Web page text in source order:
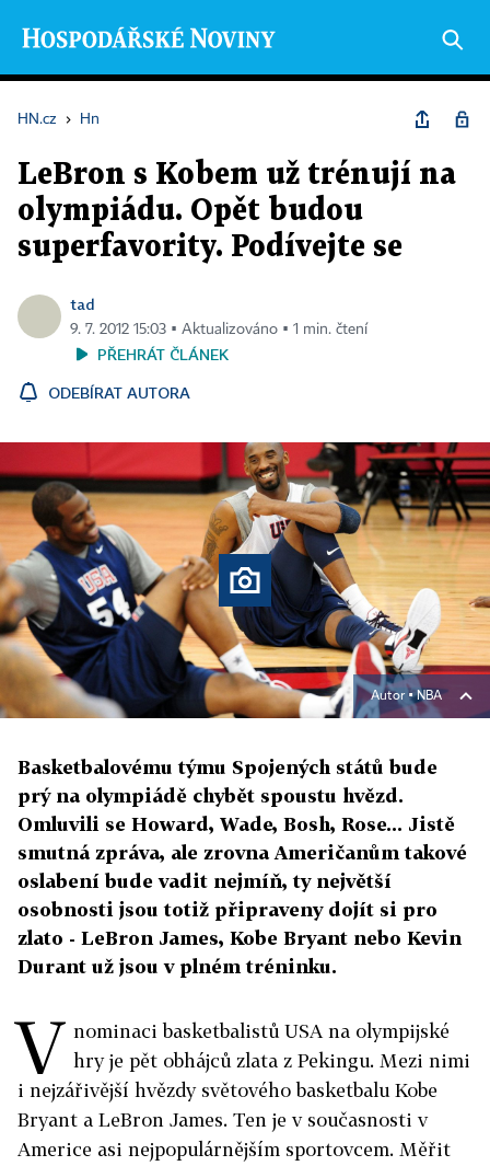
HN.cz › Hn
LeBron s Kobem už trénují na
olympiádu. Opět budou
superfavority. Podívejte se
tad
9. 7. 2012 15:03 ▪ Aktualizováno ▪ 1 min. čtení
PŘEHRÁT ČLÁNEK
ODEBÍRAT AUTORA
Autor ▪NBA
Basketbalovému týmu Spojených států bude
prý na olympiádě chybět spoustu hvězd.
Omluvili se Howard, Wade, Bosh, Rose... Jistě
smutná zpráva, ale zrovna Američanům takové
oslabení bude vadit nejmíň, ty největší
osobnosti jsou totiž připraveny dojít si pro
zlato - LeBron James, Kobe Bryant nebo Kevin
Durant už jsou v plném tréninku.
V nominaci basketbalistů USA na olympijské
hry je pět obhájců zlata z Pekingu. Mezi nimi
i nejzářivější hvězdy světového basketbalu Kobe
Bryant a LeBron James. Ten je v současnosti v
Americe asi nejpopulárnějším sportovcem. Měřit